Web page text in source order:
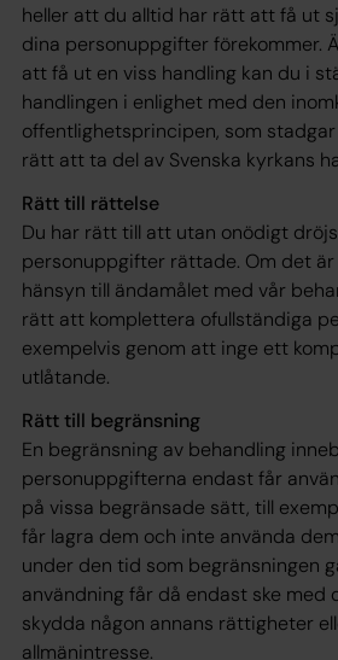
heller att du alltid har rätt att få ut
dina personuppgifter förekommer.
att få ut en viss handling kan du i
handlingen i enlighet med den
offentlighetsprincipen, som
rätt att ta del av Svenska kyrkans
Rätt till rättelse
Du har rätt till att utan onödigt
personuppgifter rättade. Om det
hänsyn till ändamålet med vår
rätt att komplettera ofullständiga
exempelvis genom att inge ett
utlåtande.
Rätt till begränsning
En begränsning av behandling
personuppgifterna endast får
på vissa begränsade sätt, till
får lagra dem och inte använda
under den tid som begränsningen
användning får då endast ske
skydda någon annans rättigheter
allmänintresse.